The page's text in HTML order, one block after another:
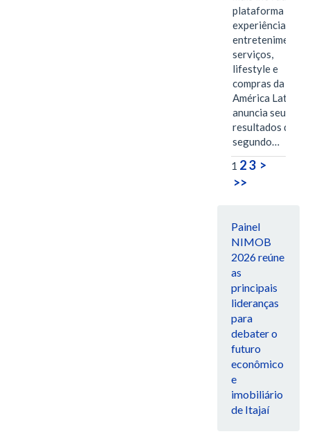
plataforma de
experiências,
entretenimento,
serviços,
lifestyle e
compras da
América Latina
anuncia seus
resultados do
segundo…
1 23 >
>>
Painel
NIMOB
2026 reúne
as
principais
lideranças
para
debater o
futuro
econômico
e
imobiliário
de Itajaí